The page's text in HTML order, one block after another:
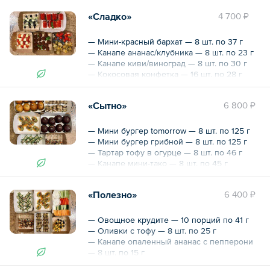
4 700 ₽
«Сладко»
— Мини-красный бархат — 8 шт. по 37 г
— Канапе ананас/клубника — 8 шт. по 23 г
— Канапе киви/виноград — 8 шт. по 30 г
— Кокосовая конфетка — 16 шт. по 28 г
— Физалис — 80 г
— Клубника — 100 г
Общий вес – 1.4 кг
6 800 ₽
«Сытно»
— Мини бургер tomorrow — 8 шт. по 125 г
— Мини бургер грибной — 8 шт. по 125 г
— Тартар тофу в огурце — 8 шт. по 46 г
— Канапе мини-тако — 8 шт. по 45 г
— Канапе опаленный ананас с пепперони
— Рулетик из баклажана — 12 шт. по 24 г
Общий вес – 2.5 кг
6 400 ₽
«Полезно»
— Овощное крудите — 10 порций по 41 г
— Оливки с тофу — 8 шт. по 25 г
— Канапе опаленный ананас с пепперони
— 8 шт. по 15 г
— Тартар в огурце — 8 шт. по 46 г